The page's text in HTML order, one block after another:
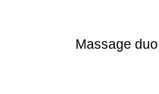
Massage